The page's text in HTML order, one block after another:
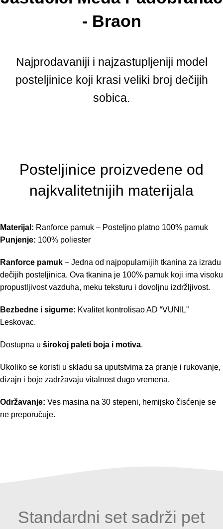
- Braon
Najprodavaniji i najzastupljeniji model
posteljinice koji krasi veliki broj dečijih
sobica.
Posteljinice proizvedene od
najkvalitetnijih materijala
Materijal: Ranforce pamuk – Posteljno platno 100% pamuk
Punjenje: 100% poliester
Ranforce pamuk – Jedna od najpopularnijih tkanina za izradu
dečijih posteljinica. Ova tkanina je 100% pamuk koji ima visoku
propustljivost vazduha, meku teksturu i dovoljnu izdržljivost.
Bezbedne i sigurne: Kvalitet kontrolisao AD “VUNIL”
Leskovac.
Dostupna u širokoj paleti boja i motiva.
Ukoliko se koristi u skladu sa uputstvima za pranje i rukovanje,
dizajn i boje zadržavaju vitalnost dugo vremena.
Održavanje: Ves masina na 30 stepeni, hemijsko čisćenje se
ne preporučuje.
Standardni set sadrži pet